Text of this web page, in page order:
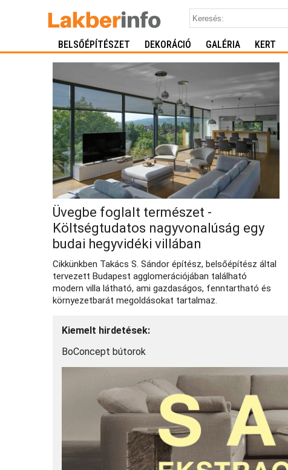
BELSŐÉPÍTÉSZET DEKORÁCIÓ GALÉRIA KERT
Üvegbe foglalt természet -
Költségtudatos nagyvonalúság egy
budai hegyvidéki villában
Cikkünkben Takács S. Sándor építész, belsőépítész által
tervezett Budapest agglomerációjában található
modern villa látható, ami gazdaságos, fenntartható és
környezetbarát megoldásokat tartalmaz.
Kiemelt hirdetések:
BoConcept bútorok